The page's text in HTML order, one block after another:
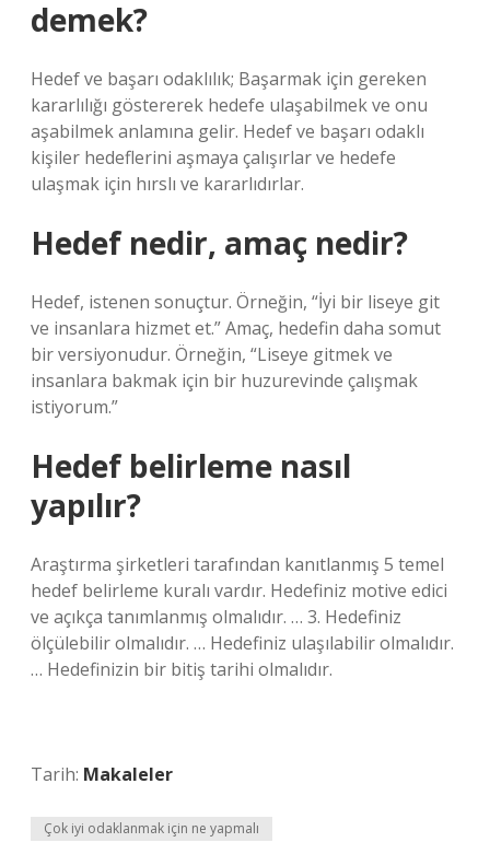
demek?
Hedef ve başarı odaklılık; Başarmak için gereken
kararlılığı göstererek hedefe ulaşabilmek ve onu
aşabilmek anlamına gelir. Hedef ve başarı odaklı
kişiler hedeflerini aşmaya çalışırlar ve hedefe
ulaşmak için hırslı ve kararlıdırlar.
Hedef nedir, amaç nedir?
Hedef, istenen sonuçtur. Örneğin, “İyi bir liseye git
ve insanlara hizmet et.” Amaç, hedefin daha somut
bir versiyonudur. Örneğin, “Liseye gitmek ve
insanlara bakmak için bir huzurevinde çalışmak
istiyorum.”
Hedef belirleme nasıl
yapılır?
Araştırma şirketleri tarafından kanıtlanmış 5 temel
hedef belirleme kuralı vardır. Hedefiniz motive edici
ve açıkça tanımlanmış olmalıdır. … 3. Hedefiniz
ölçülebilir olmalıdır. … Hedefiniz ulaşılabilir olmalıdır.
… Hedefinizin bir bitiş tarihi olmalıdır.
Tarih: Makaleler
Çok iyi odaklanmak için ne yapmalı